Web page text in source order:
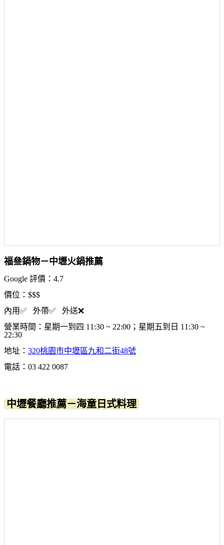
福叄鍋物－中壢火鍋推薦
Google 評價：4.7
價位：$$$
內用✅ 外帶✅ 外送❌
營業時間：星期一到四 11:30 ~ 22:00；星期五到日 11:30 ~
22:30
地址： 320桃園市中壢區九和二街48號
電話：03 422 0087
中壢餐廳推薦－海童日式料理